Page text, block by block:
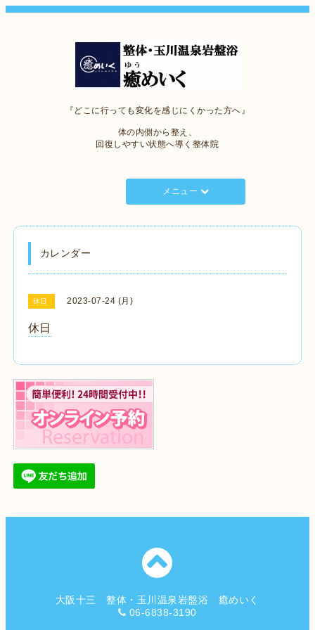
『どこに行っても変化を感じにくかった方へ』
体の内側から整え、
回復しやすい状態へ導く整体院
メニュー
カレンダー
休日 2023-07-24 (月)
休日
大阪十三 整体・玉川温泉岩盤浴 癒めいく
06-6838-3190